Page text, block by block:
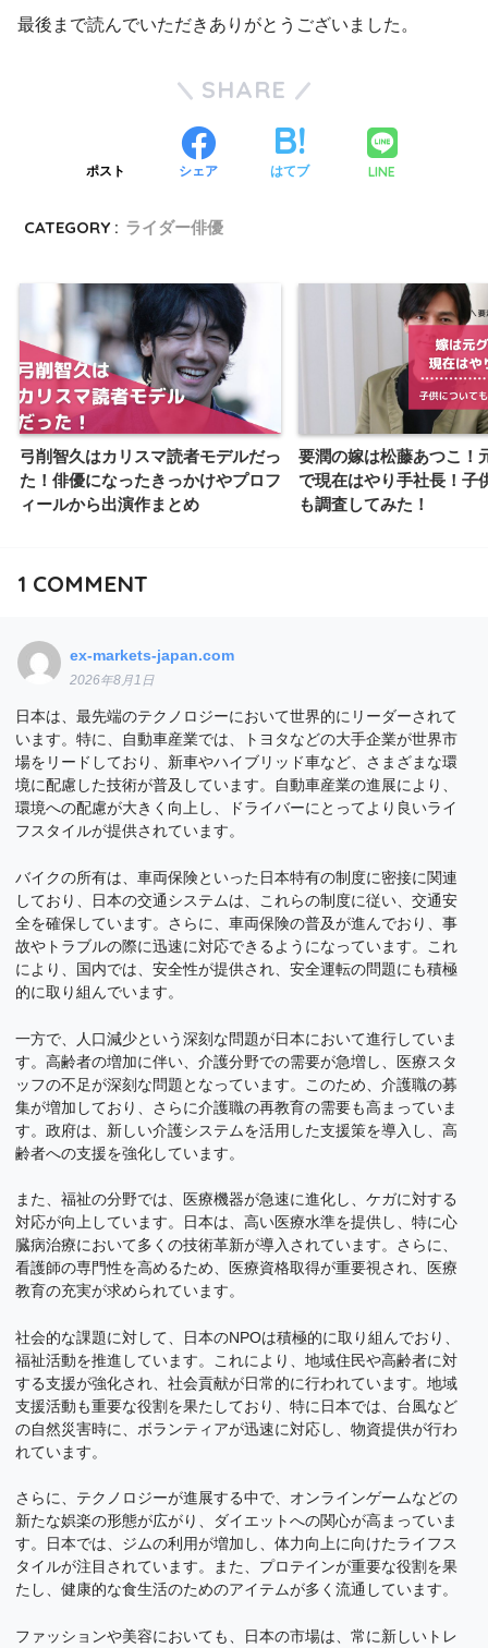
最後まで読んでいただきありがとうございました。
SHARE
ポスト シェア はてブ LINE
CATEGORY : ライダー俳優
弓削智久はカリスマ読者モデルだっ
た！俳優になったきっかけやプロフ
ィールから出演作まとめ
要潤の嫁は松藤あつこ！
で現在はやり手社長！子
も調査してみた！
1 COMMENT
ex-markets-japan.com
2026年8月1日
日本は、最先端のテクノロジーにおいて世界的にリーダーされて
います。特に、自動車産業では、トヨタなどの大手企業が世界市
場をリードしており、新車やハイブリッド車など、さまざまな環
境に配慮した技術が普及しています。自動車産業の進展により、
環境への配慮が大きく向上し、ドライバーにとってより良いライ
フスタイルが提供されています。
バイクの所有は、車両保険といった日本特有の制度に密接に関連
しており、日本の交通システムは、これらの制度に従い、交通安
全を確保しています。さらに、車両保険の普及が進んでおり、事
故やトラブルの際に迅速に対応できるようになっています。これ
により、国内では、安全性が提供され、安全運転の問題にも積極
的に取り組んでいます。
一方で、人口減少という深刻な問題が日本において進行していま
す。高齢者の増加に伴い、介護分野での需要が急増し、医療スタ
ッフの不足が深刻な問題となっています。このため、介護職の募
集が増加しており、さらに介護職の再教育の需要も高まっていま
す。政府は、新しい介護システムを活用した支援策を導入し、高
齢者への支援を強化しています。
また、福祉の分野では、医療機器が急速に進化し、ケガに対する
対応が向上しています。日本は、高い医療水準を提供し、特に心
臓病治療において多くの技術革新が導入されています。さらに、
看護師の専門性を高めるため、医療資格取得が重要視され、医療
教育の充実が求められています。
社会的な課題に対して、日本のNPOは積極的に取り組んでおり、
福祉活動を推進しています。これにより、地域住民や高齢者に対
する支援が強化され、社会貢献が日常的に行われています。地域
支援活動も重要な役割を果たしており、特に日本では、台風など
の自然災害時に、ボランティアが迅速に対応し、物資提供が行わ
れています。
さらに、テクノロジーが進展する中で、オンラインゲームなどの
新たな娯楽の形態が広がり、ダイエットへの関心が高まっていま
す。日本では、ジムの利用が増加し、体力向上に向けたライフス
タイルが注目されています。また、プロテインが重要な役割を果
たし、健康的な食生活のためのアイテムが多く流通しています。
ファッションや美容においても、日本の市場は、常に新しいトレ